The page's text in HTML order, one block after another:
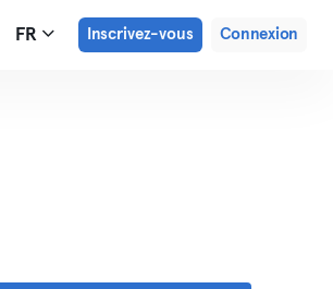
FR Inscrivez-vous Connexion